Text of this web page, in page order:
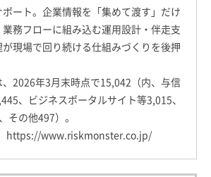
ート。企業情報を「集めて渡す」だけ
務フローに組み込む運用設計・伴走支
現場で回り続ける仕組みづくりを後押
、2026年3月末時点で15,042（内、与信
、ビジネスポータルサイト等3,015、
その他497）。
https://www.riskmonster.co.jp/